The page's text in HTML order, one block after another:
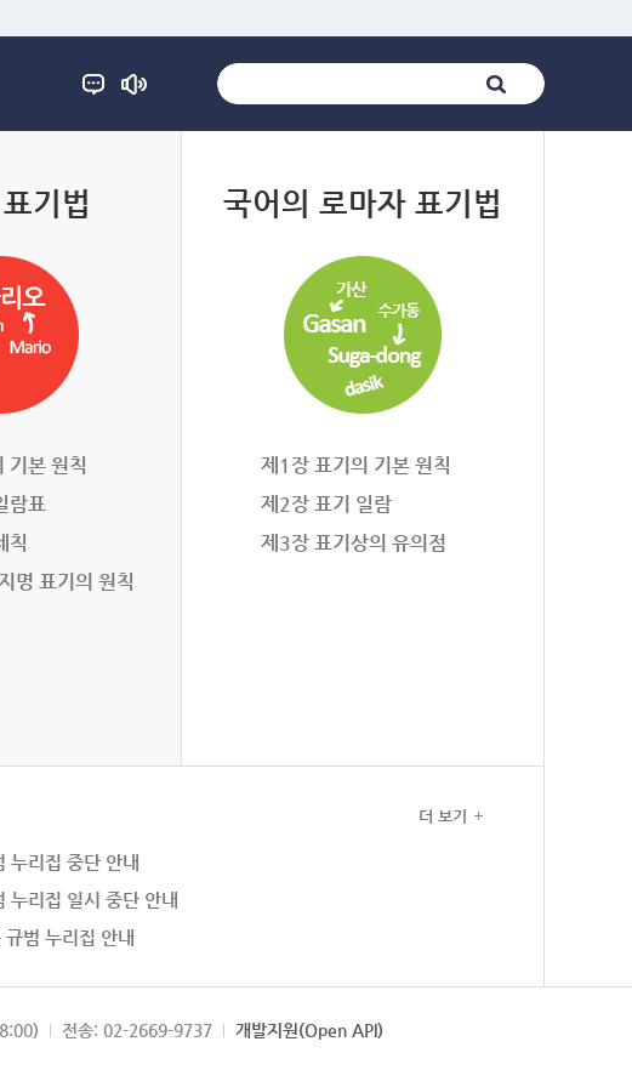
기법
기본 원칙
람표
칙
명 표기의 원칙
국어의 로마자 표기법
제1장 표기의 기본 원칙
제2장 표기 일람
제3장 표기상의 유의점
누리집 중단 안내
누리집 일시 중단 안내
범 누리집 안내
더 보기
전송: 02-2669-9737 개발지원(Open API)